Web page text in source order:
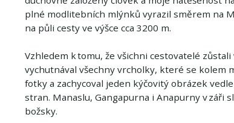
plné modlitebních mlýnků vyrazil směrem na
na půli cesty ve výšce cca 3200 m.
Vzhledem k tomu, že všichni cestovatelé
vychutnával všechny vrcholky, které se kolem
fotky a zachycoval jeden kýčovitý obrázek
stran. Manaslu, Gangapurna i Anapurny v záři
božsky.